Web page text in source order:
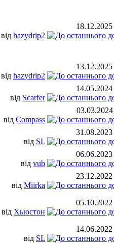
18.12.2025
від hazydrip2
13.12.2025
від hazydrip2
14.05.2024
від Scarfer
03.03.2024
від Compass
31.08.2023
від SL
06.06.2023
від vub
23.12.2022
від Miirka
05.10.2022
від Хьюстон
14.06.2022
від SL